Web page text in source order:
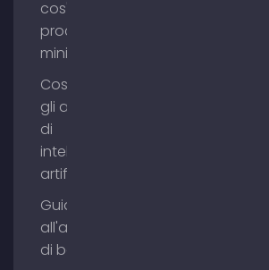
cos'è il
process
mining?
Cosa sono
gli agenti
di
intelligenza
artificiale?
Guida
all'acquisto
di backlink